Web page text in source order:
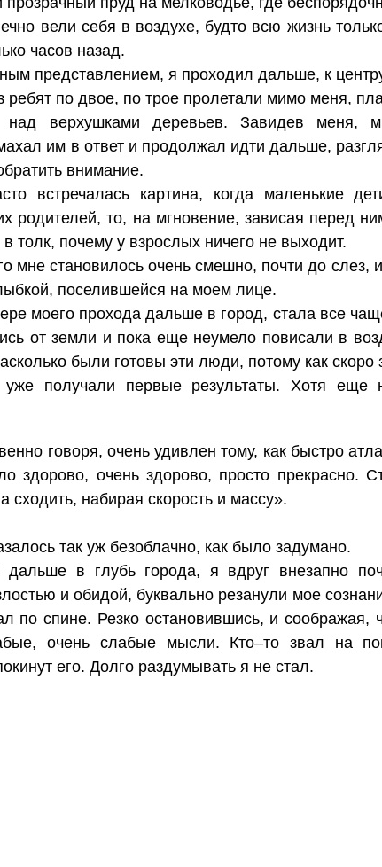
вели себя в воздухе, будто всю жизнь
часов назад.
представлением, я проходил дальше, к
ребят по двое, по трое пролетали мимо меня,
верхушками деревьев. Завидев меня,
им в ответ и продолжал идти дальше,
внимание.
встречалась картина, когда маленькие
родителей, то, на мгновение, зависая перед
в толк, почему у взрослых ничего не выходит.
мне становилось очень смешно, почти до
поселившейся на моем лице.
моего прохода дальше в город, стала все
от земли и пока еще неумело повисали в
были готовы эти люди, потому как
получали первые результаты. Хотя еще
говоря, очень удивлен тому, как быстро
здорово, очень здорово, просто
сходить, набирая скорость и массу».
так уж безоблачно, как было задумано.
в глубь города, я вдруг внезапно
и обидой, буквально резанули мое
по спине. Резко остановившись, и
очень слабые мысли. Кто–то звал на
его. Долго раздумывать я не стал.